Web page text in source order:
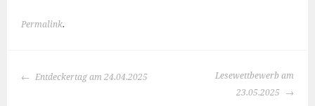
Permalink.
BEITRAGS-
Entdeckertag am 24.04.2025
Lesewettbewerb am
23.05.2025